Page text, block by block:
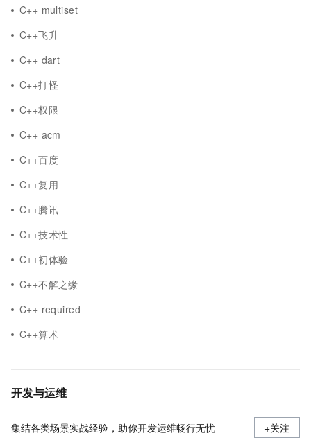
C++ multiset
C++飞升
C++ dart
C++打怪
C++权限
C++ acm
C++百度
C++复用
C++腾讯
C++技术性
C++初体验
C++不解之缘
C++ required
C++算术
开发与运维
集结各类场景实战经验，助你开发运维畅行无忧 +关注